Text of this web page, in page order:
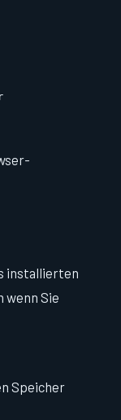
installierten
wenn Sie
Speicher